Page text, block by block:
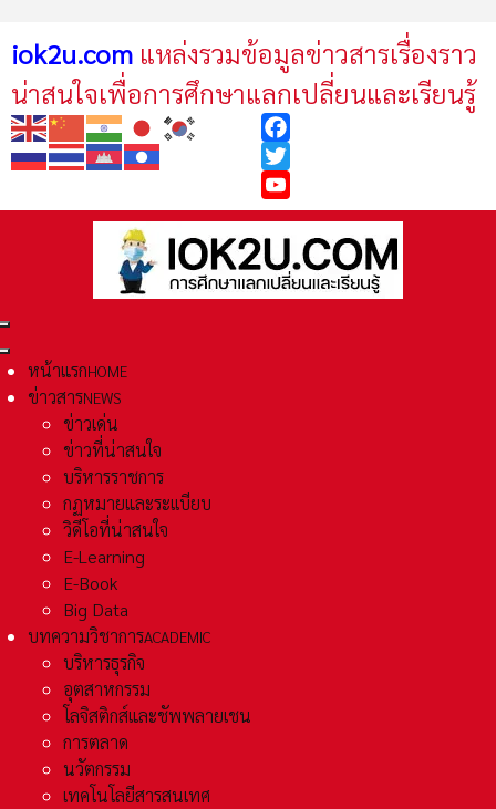
iok2u.com แหล่งรวมข้อมูลข่าวสารเรื่องราว
น่าสนใจเพื่อการศึกษาแลกเปลี่ยนและเรียนรู้
Facebook
Twitter
YouTube
หน้าแรกHOME
ข่าวสารNEWS
ข่าวเด่น
ข่าวที่น่าสนใจ
บริหารราชการ
กฏหมายและระเเบียบ
วิดีโอที่น่าสนใจ
E-Learning
E-Book
Big Data
บทความวิชาการACADEMIC
บริหารธุรกิจ
อุตสาหกรรม
โลจิสติกส์และชัพพลายเชน
การตลาด
นวัตกรรม
เทคโนโลยีสารสนเทศ